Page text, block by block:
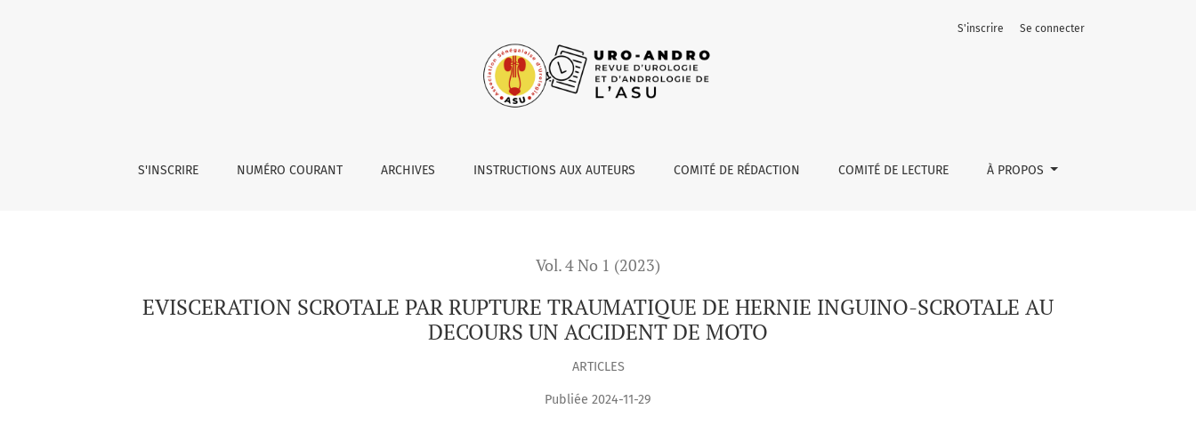
S'INSCRIRE NUMÉRO COURANT ARCHIVES INSTRUCTIONS AUX AUTEURS COMITÉ DE RÉDACTION COMITÉ DE LECTURE À PROPOS
S'inscrire Se connecter
Vol. 4 No 1 (2023)
EVISCERATION SCROTALE PAR RUPTURE TRAUMATIQUE DE HERNIE INGUINO-SCROTALE AU
DECOURS UN ACCIDENT DE MOTO
ARTICLES
Publiée 2024-11-29